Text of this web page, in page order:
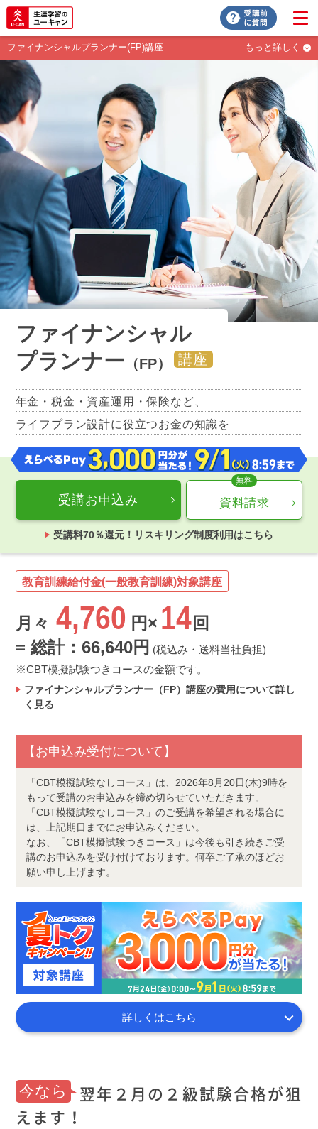
ファイナンシャルプランナー(FP)講座 もっと詳しく
ファイナンシャル
プランナー （FP） 講座
年金・税金・資産運用・保険など、
ライフプラン設計に役立つお金の知識を
受講お申込み 資料請求
受講料70％還元！リスキリング制度利用はこちら
教育訓練給付金(一般教育訓練)対象講座
月々 4,760 円× 14回
= 総計：66,640円 (税込み・送料当社負担)
CBT模擬試験つきコースの金額です。
ファイナンシャルプランナー（FP）講座の費用について詳し
く見る
【お申込み受付について】
「CBT模擬試験なしコース」は、2026年8月20日(木)9時を
もって受講のお申込みを締め切らせていただきます。
「CBT模擬試験なしコース」のご受講を希望される場合に
は、上記期日までにお申込みください。
なお、「CBT模擬試験つきコース」は今後も引き続きご受
講のお申込みを受け付けております。何卒ご了承のほどお
願い申し上げます。
詳しくはこちら
今なら
翌年２月の２級試験合格が狙
えます！